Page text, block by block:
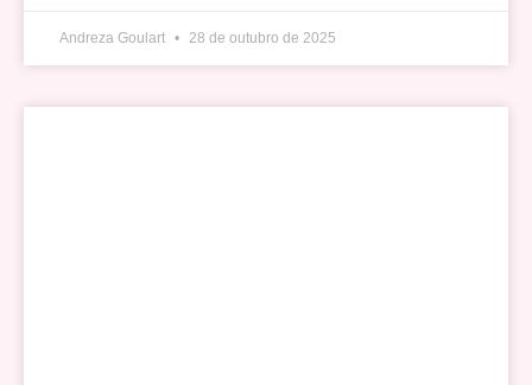
Andreza Goulart 28 de outubro de 2025